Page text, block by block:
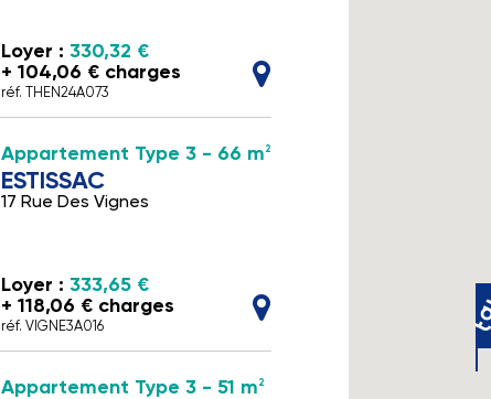
Loyer : 330,32 €
+ 104,06 € charges
réf. THEN24A073
Appartement Type 3 - 66 m 2
ESTISSAC
17 Rue Des Vignes
Loyer : 333,65 €
+ 118,06 € charges
réf. VIGNE3A016
Appartement Type 3 - 51 m 2